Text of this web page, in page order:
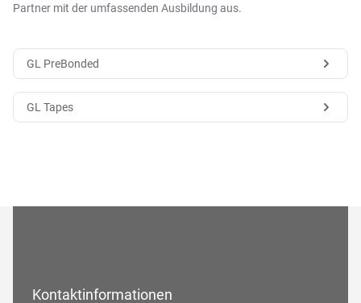
Partner mit der umfassenden Ausbildung aus.
GL PreBonded
GL Tapes
Kontaktinformationen